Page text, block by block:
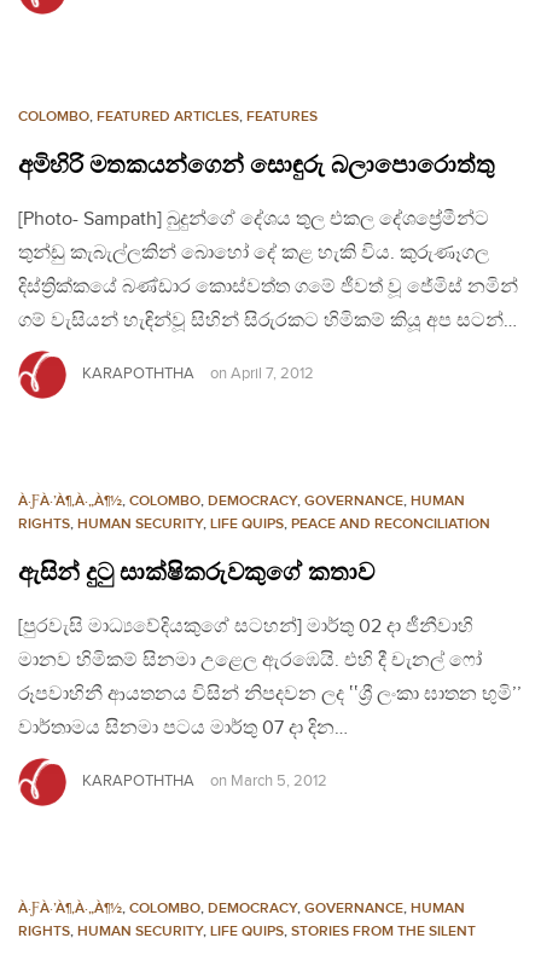
COLOMBO, FEATURED ARTICLES, FEATURES
අමිහිරි මතකයන්ගෙන් සොඳුරු බලාපොරොත්තු
[Photo- Sampath] බුදුන්ගේ දේශය තුල එකල දේශප්‍රේමීන්ට
තුන්ඩු කැබැල්ලකින් බොහෝ දේ කළ හැකි විය. කුරුණෑගල
දිස්ත්‍රික්කයේ බණ්ඩාර කොස්වත්ත ගමේ ජීවත් වූ ජේමිස් නමින්
ගම් වැසියන් හැඳින්වූ සිහින් සිරුරකට හිමිකම් කියූ අප සටන්…
KARAPOTHTHA on April 7, 2012
À·ƑÀ·’À¶‚À·„À¶½, COLOMBO, DEMOCRACY, GOVERNANCE, HUMAN
RIGHTS, HUMAN SECURITY, LIFE QUIPS, PEACE AND RECONCILIATION
ඇසින් දුටු සාක්ෂිකරුවකුගේ කතාව
[පුරවැසි මාධ්‍යවේදියකුගේ සටහන්] මාර්තු 02 දා ජීනීවාහි
මානව හිමිකම් සිනමා උළෙල ඇරඹෙයි. එහි දී චැනල් ෆෝ
රූපවාහිනී ආයතනය විසින් නිපදවන ලද ‛‛ශ්‍රී ලංකා ඝාතන භුමි’’
වාර්තාමය සිනමා පටය මාර්තු 07 දා දින…
KARAPOTHTHA on March 5, 2012
À·ƑÀ·’À¶‚À·„À¶½, COLOMBO, DEMOCRACY, GOVERNANCE, HUMAN
RIGHTS, HUMAN SECURITY, LIFE QUIPS, STORIES FROM THE SILENT